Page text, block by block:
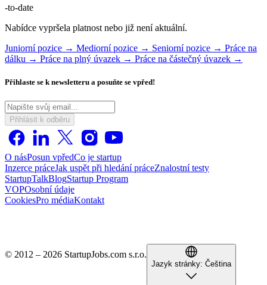
-to-date
Nabídce vypršela platnost nebo již není aktuální.
Juniorní pozice → Mediorní pozice → Seniorní pozice → Práce na
dálku → Práce na plný úvazek → Práce na částečný úvazek →
Přihlaste se k newsletteru a posuňte se vpřed!
Přihlásit k odběru
O násPosun vpředCo je startup
Inzerce práceJak uspět při hledání práceZnalostní testy
StartupTalkBlogStartup Program
VOPOsobní údaje
CookiesPro médiaKontakt
© 2012 – 2026 StartupJobs.com s.r.o.
Jazyk stránky: Čeština